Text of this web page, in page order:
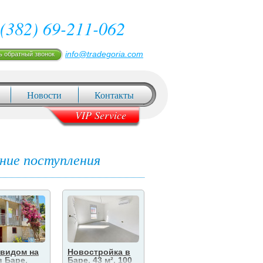
69-211-062
обратный звонок info@tradegoria.com
Новости Контакты
VIP Service
поступления
на
Баре,
Новостройка в
Баре, 43 м², 100